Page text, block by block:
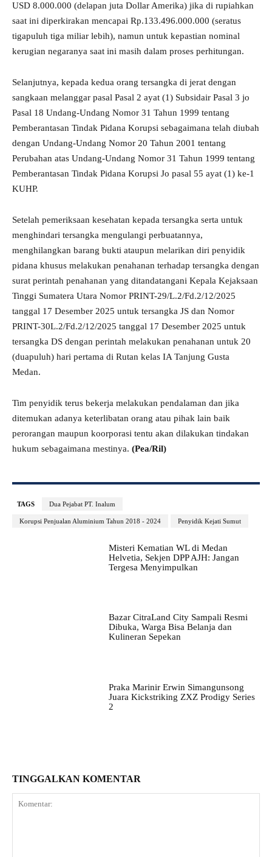
USD 8.000.000 (delapan juta Dollar Amerika) jika di rupiahkan
saat ini diperkirakan mencapai Rp.133.496.000.000 (seratus
tigapuluh tiga miliar lebih), namun untuk kepastian nominal
kerugian negaranya saat ini masih dalam proses perhitungan.
Selanjutnya, kepada kedua orang tersangka di jerat dengan
sangkaan melanggar pasal Pasal 2 ayat (1) Subsidair Pasal 3 jo
Pasal 18 Undang-Undang Nomor 31 Tahun 1999 tentang
Pemberantasan Tindak Pidana Korupsi sebagaimana telah diubah
dengan Undang-Undang Nomor 20 Tahun 2001 tentang
Perubahan atas Undang-Undang Nomor 31 Tahun 1999 tentang
Pemberantasan Tindak Pidana Korupsi Jo pasal 55 ayat (1) ke-1
KUHP.
Setelah pemeriksaan kesehatan kepada tersangka serta untuk
menghindari tersangka mengulangi perbuatannya,
menghilangkan barang bukti ataupun melarikan diri penyidik
pidana khusus melakukan penahanan terhadap tersangka dengan
surat perintah penahanan yang ditandatangani Kepala Kejaksaan
Tinggi Sumatera Utara Nomor PRINT-29/L.2/Fd.2/12/2025
tanggal 17 Desember 2025 untuk tersangka JS dan Nomor
PRINT-30L.2/Fd.2/12/2025 tanggal 17 Desember 2025 untuk
tersangka DS dengan perintah melakukan penahanan untuk 20
(duapuluh) hari pertama di Rutan kelas IA Tanjung Gusta
Medan.
Tim penyidik terus bekerja melakukan pendalaman dan jika
ditemukan adanya keterlibatan orang atau pihak lain baik
perorangan maupun koorporasi tentu akan dilakukan tindakan
hukum sebagaimana mestinya. (Pea/Ril)
TAGS Dua Pejabat PT. Inalum
Korupsi Penjualan Aluminium Tahun 2018 - 2024 Penyidik Kejati Sumut
Misteri Kematian WL di Medan
Helvetia, Sekjen DPP AJH: Jangan
Tergesa Menyimpulkan
Bazar CitraLand City Sampali Resmi
Dibuka, Warga Bisa Belanja dan
Kulineran Sepekan
Praka Marinir Erwin Simangunsong
Juara Kickstriking ZXZ Prodigy Series
2
TINGGALKAN KOMENTAR